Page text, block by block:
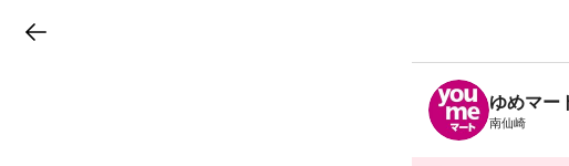
B
n
c
h
T
ゆめマー
南仙崎